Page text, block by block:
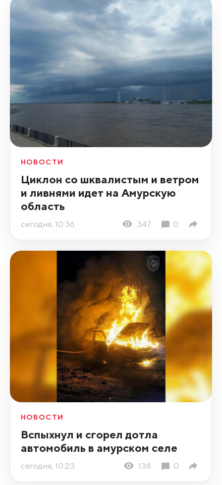
НОВОСТИ
Циклон со шквалистым и ветром
и ливнями идет на Амурскую
область
сегодня, 10:36 347 0
НОВОСТИ
Вспыхнул и сгорел дотла
автомобиль в амурском селе
сегодня, 10:23 138 0